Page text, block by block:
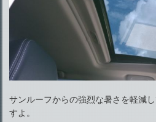
サンルーフからの強烈な暑さを軽減
すよ。